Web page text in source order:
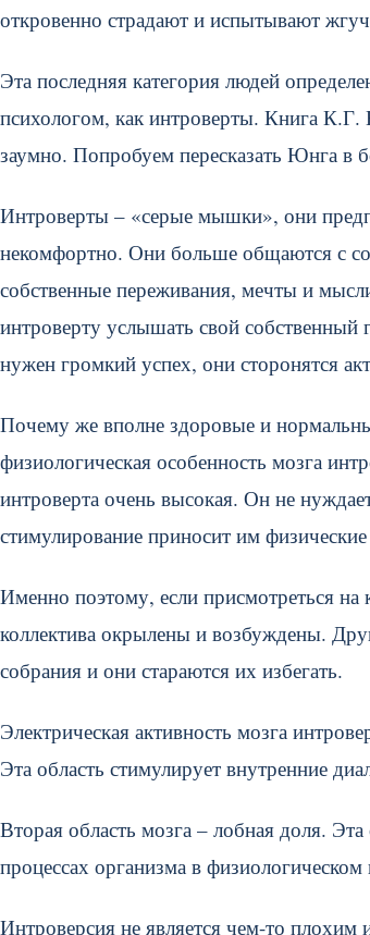
откровенно страдают и испытывают
Эта последняя категория людей
психологом, как интроверты. Книга К.Г.
заумно. Попробуем пересказать Юнга в
Интроверты – «серые мышки», они
некомфортно. Они больше общаются с
собственные переживания, мечты и
интроверту услышать свой
нужен громкий успех, они сторонятся
Почему же вполне здоровые и
физиологическая особенность мозга
интроверта очень высокая. Он не
стимулирование приносит им физические
Именно поэтому, если присмотреться на
коллектива окрылены и возбуждены.
собрания и они стараются их избегать.
Электрическая активность мозга
Эта область стимулирует внутренние
Вторая область мозга – лобная доля.
процессах организма в
Интроверсия не является чем-то плохим